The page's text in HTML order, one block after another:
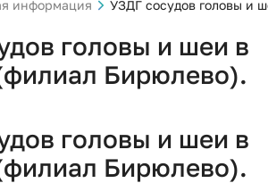
информация УЗДГ сосудов головы и
головы и шеи в
Бирюлево).
головы и шеи в
Бирюлево).